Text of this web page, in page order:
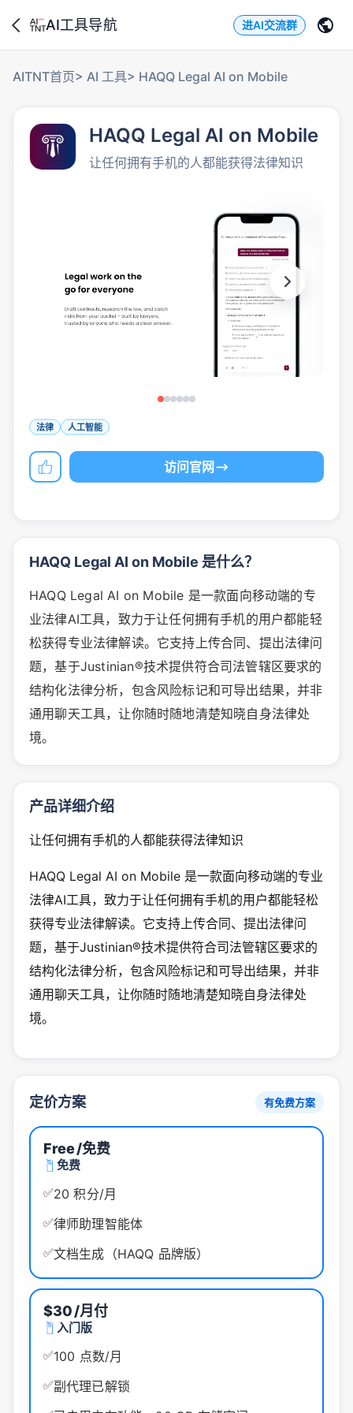
AI工具导航 进AI交流群
AITNT首页> AI 工具> HAQQ Legal AI on Mobile
HAQQ Legal AI on Mobile
让任何拥有手机的人都能获得法律知识
法律 人工智能
访问官网
HAQQ Legal AI on Mobile 是什么？
HAQQ Legal AI on Mobile 是一款面向移动端的专
业法律AI工具，致力于让任何拥有手机的用户都能轻
松获得专业法律解读。它支持上传合同、提出法律问
题，基于Justinian®技术提供符合司法管辖区要求的
结构化法律分析，包含风险标记和可导出结果，并非
通用聊天工具，让你随时随地清楚知晓自身法律处
境。
产品详细介绍
让任何拥有手机的人都能获得法律知识
HAQQ Legal AI on Mobile 是一款面向移动端的专业
法律AI工具，致力于让任何拥有手机的用户都能轻松
获得专业法律解读。它支持上传合同、提出法律问
题，基于Justinian®技术提供符合司法管辖区要求的
结构化法律分析，包含风险标记和可导出结果，并非
通用聊天工具，让你随时随地清楚知晓自身法律处
境。
定价方案 有免费方案
Free/免费
免费
✅20 积分/月
✅律师助理智能体
✅文档生成（HAQQ 品牌版）
$30/月付
入门版
✅100 点数/月
✅副代理已解锁